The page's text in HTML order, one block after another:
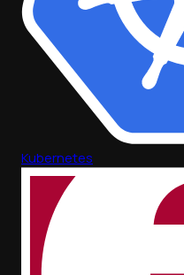
Kubernetes